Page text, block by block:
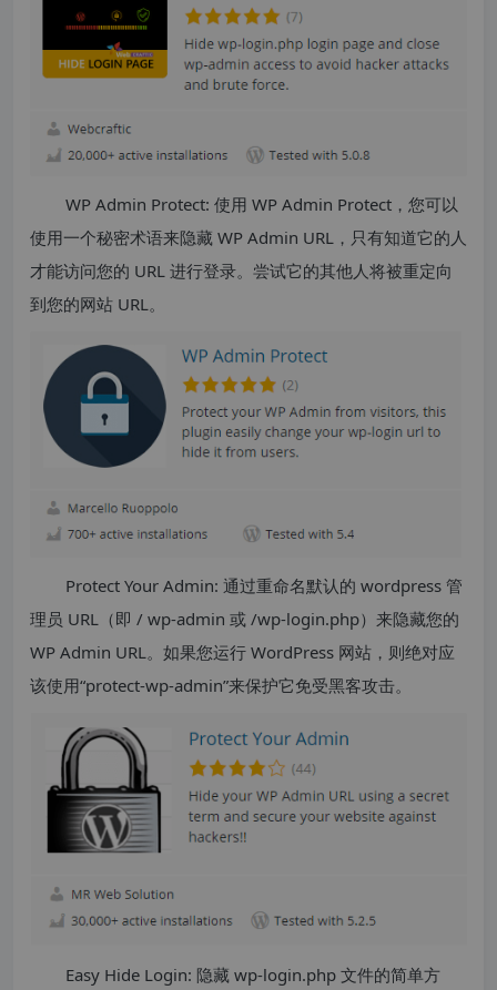
WP Admin Protect: 使用 WP Admin Protect，您可以
使用一个秘密术语来隐藏 WP Admin URL，只有知道它的人
才能访问您的 URL 进行登录。尝试它的其他人将被重定向
到您的网站 URL。
Protect Your Admin: 通过重命名默认的 wordpress 管
理员 URL（即 / wp-admin 或 /wp-login.php）来隐藏您的
WP Admin URL。如果您运行 WordPress 网站，则绝对应
该使用“protect-wp-admin”来保护它免受黑客攻击。
Easy Hide Login: 隐藏 wp-login.php 文件的简单方